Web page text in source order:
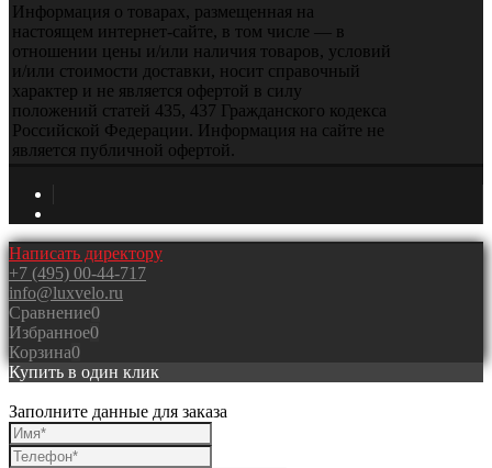
Информация о товарах, размещенная на
настоящем интернет-сайте, в том числе — в
отношении цены и/или наличия товаров, условий
и/или стоимости доставки, носит справочный
характер и не является офертой в силу
положений статей 435, 437 Гражданского кодекса
Российской Федерации. Информация на сайте не
является публичной офертой.
Написать директору
+7 (495) 00-44-717
info@luxvelo.ru
Сравнение0
Избранное0
Корзина0
Купить в один клик
Заполните данные для заказа